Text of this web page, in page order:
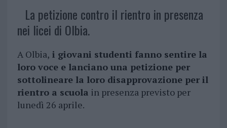
La petizione contro il rientro in presenza
nei licei di Olbia.
A Olbia, i giovani studenti fanno sentire la
loro voce e lanciano una petizione per
sottolineare la loro disapprovazione per il
rientro a scuola in presenza previsto per
lunedì 26 aprile.